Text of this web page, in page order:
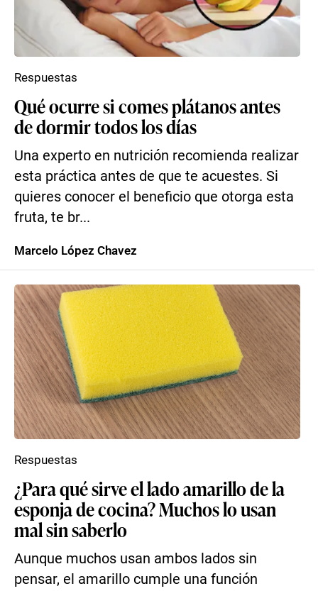
Qué ocurre si comes plátanos antes
de dormir todos los días
Una experto en nutrición recomienda realizar
esta práctica antes de que te acuestes. Si
quieres conocer el beneficio que otorga esta
fruta, te br...
Respuestas
Marcelo López Chavez
¿Para qué sirve el lado amarillo de la
esponja de cocina? Muchos lo usan
mal sin saberlo
Aunque muchos usan ambos lados sin
pensar, el amarillo cumple una función
Respuestas